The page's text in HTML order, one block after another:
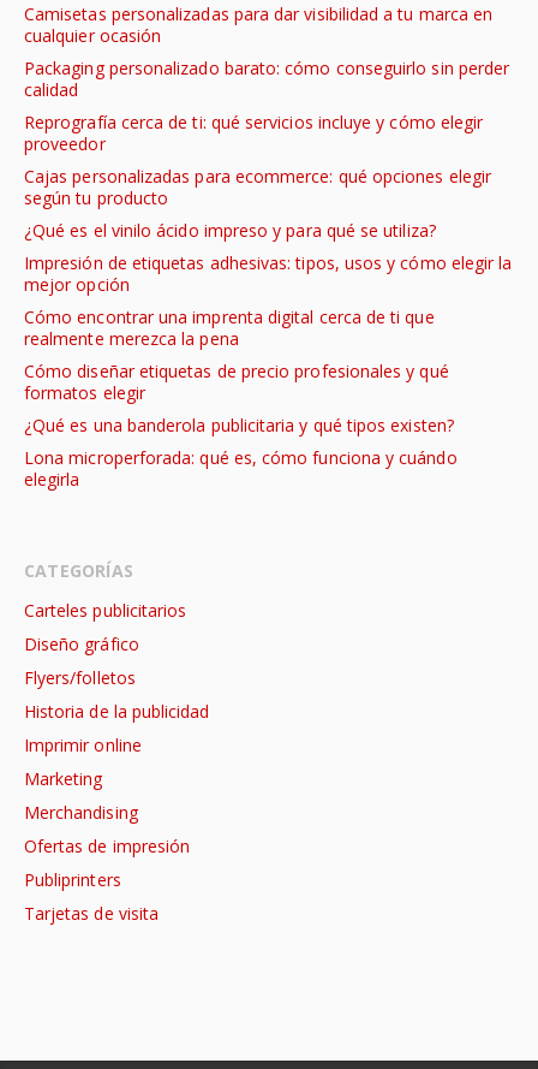
Camisetas personalizadas para dar visibilidad a tu marca en
cualquier ocasión
Packaging personalizado barato: cómo conseguirlo sin perder
calidad
Reprografía cerca de ti: qué servicios incluye y cómo elegir
proveedor
Cajas personalizadas para ecommerce: qué opciones elegir
según tu producto
¿Qué es el vinilo ácido impreso y para qué se utiliza?
Impresión de etiquetas adhesivas: tipos, usos y cómo elegir la
mejor opción
Cómo encontrar una imprenta digital cerca de ti que
realmente merezca la pena
Cómo diseñar etiquetas de precio profesionales y qué
formatos elegir
¿Qué es una banderola publicitaria y qué tipos existen?
Lona microperforada: qué es, cómo funciona y cuándo
elegirla
CATEGORÍAS
Carteles publicitarios
Diseño gráfico
Flyers/folletos
Historia de la publicidad
Imprimir online
Marketing
Merchandising
Ofertas de impresión
Publiprinters
Tarjetas de visita